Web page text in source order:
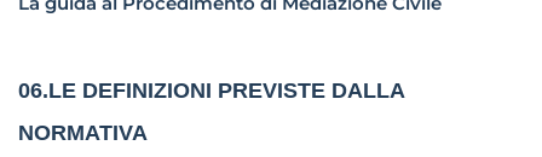
06.LE DEFINIZIONI PREVISTE DALLA
NORMATIVA